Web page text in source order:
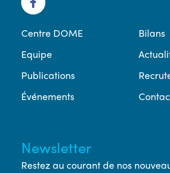
Centre DOME
Equipe
Publications
Événements
Bilans
Newsletter
Restez au courant de nos